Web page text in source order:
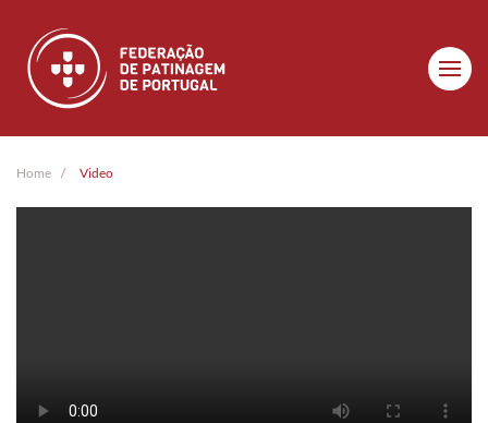
Skip to main content
Home Video